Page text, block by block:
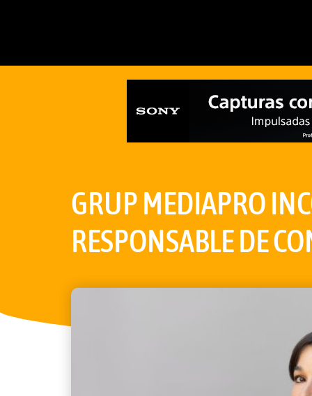
GRUP MEDIAPRO
RESPONSABLE DE